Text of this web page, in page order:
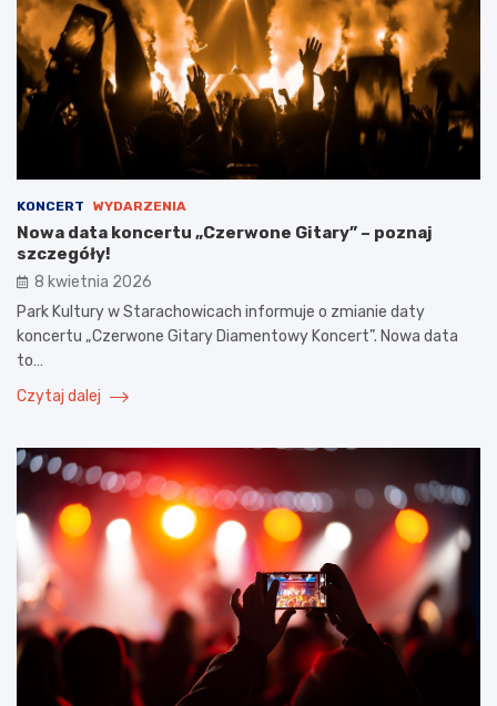
KONCERT WYDARZENIA
Nowa data koncertu „Czerwone Gitary” – poznaj
szczegóły!
8 kwietnia 2026
Park Kultury w Starachowicach informuje o zmianie daty
koncertu „Czerwone Gitary Diamentowy Koncert”. Nowa data
to…
Czytaj dalej